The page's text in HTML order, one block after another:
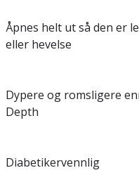
Åpnes helt ut så den er
eller hevelse
Dypere og romsligere
Depth
Diabetikervennlig